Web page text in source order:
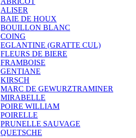
ALISER
BAIE DE HOUX
BOUILLON BLANC
COING
EGLANTINE (GRATTE CUL)
FLEURS DE BIERE
FRAMBOISE
GENTIANE
KIRSCH
MARC DE GEWURZTRAMINER
MIRABELLE
POIRE WILLIAM
POIRELLE
PRUNELLE SAUVAGE
QUETSCHE